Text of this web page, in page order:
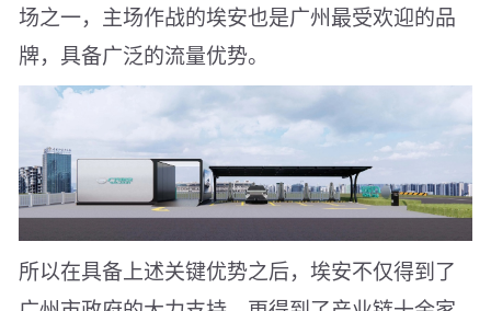
场之一，主场作战的埃安也是广州最受欢迎的品
牌，具备广泛的流量优势。
所以在具备上述关键优势之后，埃安不仅得到了